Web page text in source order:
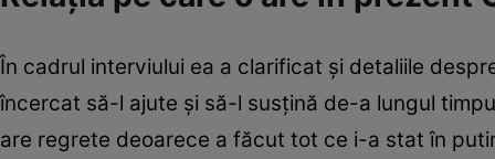
În cadrul interviului ea a clarificat și detaliile
încercat să-l ajute și să-l susțină de-a lungul
are regrete deoarece a făcut tot ce i-a stat în